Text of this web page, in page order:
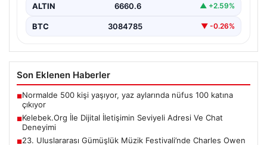
ALTIN 6660.6 ▲ +2.59%
BTC 3084785 ▼ -0.26%
Son Eklenen Haberler
■Normalde 500 kişi yaşıyor, yaz aylarında nüfus 100 katına
çıkıyor
■Kelebek.Org İle Dijital İletişimin Seviyeli Adresi Ve Chat
Deneyimi
■23. Uluslararası Gümüşlük Müzik Festivali’nde Charles Owen